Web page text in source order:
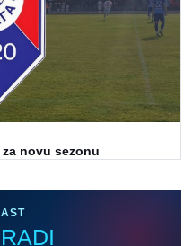
novu sezonu